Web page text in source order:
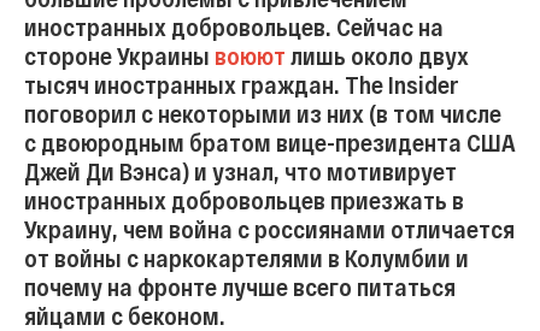
иностранных добровольцев. Сейчас на
стороне Украины воюют лишь около двух
тысяч иностранных граждан. The Insider
поговорил с некоторыми из них (в том числе
с двоюродным братом вице-президента США
Джей Ди Вэнса) и узнал, что мотивирует
иностранных добровольцев приезжать в
Украину, чем война с россиянами отличается
от войны с наркокартелями в Колумбии и
почему на фронте лучше всего питаться
яйцами с беконом.